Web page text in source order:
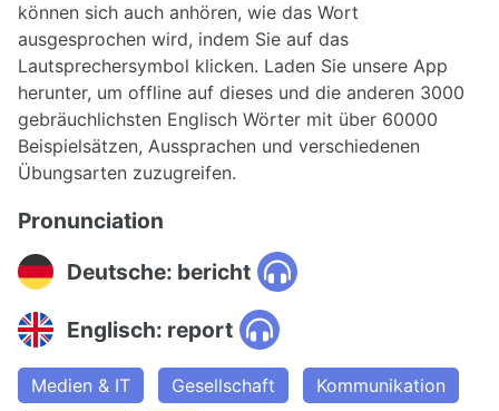
können sich auch anhören, wie das Wort
ausgesprochen wird, indem Sie auf das
Lautsprechersymbol klicken. Laden Sie unsere App
herunter, um offline auf dieses und die anderen 3000
gebräuchlichsten Englisch Wörter mit über 60000
Beispielsätzen, Aussprachen und verschiedenen
Übungsarten zuzugreifen.
Pronunciation
Deutsche: bericht
Englisch: report
Medien & IT Gesellschaft
Kommunikation